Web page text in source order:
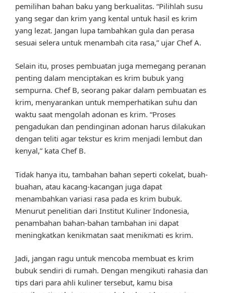
pemilihan bahan baku yang berkualitas. “Pilihlah susu
yang segar dan krim yang kental untuk hasil es krim
yang lezat. Jangan lupa tambahkan gula dan perasa
sesuai selera untuk menambah cita rasa,” ujar Chef A.
Selain itu, proses pembuatan juga memegang peranan
penting dalam menciptakan es krim bubuk yang
sempurna. Chef B, seorang pakar dalam pembuatan es
krim, menyarankan untuk memperhatikan suhu dan
waktu saat mengolah adonan es krim. “Proses
pengadukan dan pendinginan adonan harus dilakukan
dengan teliti agar tekstur es krim menjadi lembut dan
kenyal,” kata Chef B.
Tidak hanya itu, tambahan bahan seperti cokelat, buah-
buahan, atau kacang-kacangan juga dapat
menambahkan variasi rasa pada es krim bubuk.
Menurut penelitian dari Institut Kuliner Indonesia,
penambahan bahan-bahan tambahan ini dapat
meningkatkan kenikmatan saat menikmati es krim.
Jadi, jangan ragu untuk mencoba membuat es krim
bubuk sendiri di rumah. Dengan mengikuti rahasia dan
tips dari para ahli kuliner tersebut, kamu bisa